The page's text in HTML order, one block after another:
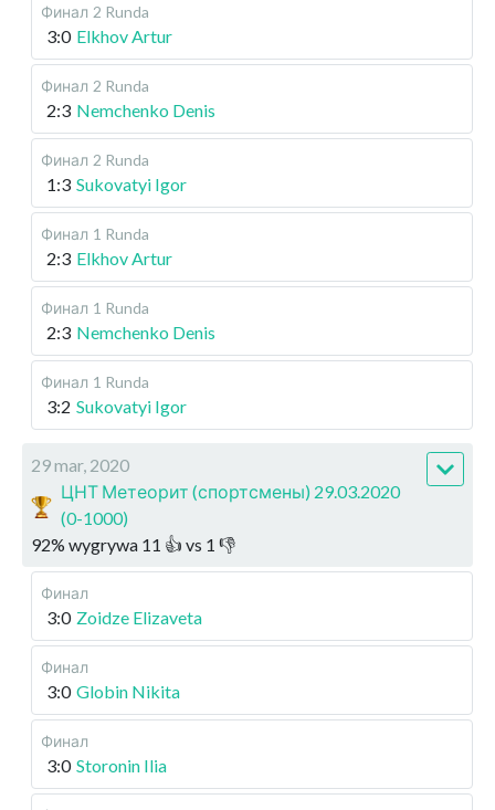
Финал 2 Runda
3:0 Elkhov Artur
Финал 2 Runda
2:3 Nemchenko Denis
Финал 2 Runda
1:3 Sukovatyi Igor
Финал 1 Runda
2:3 Elkhov Artur
Финал 1 Runda
2:3 Nemchenko Denis
Финал 1 Runda
3:2 Sukovatyi Igor
29 mar, 2020
ЦНТ Метеорит (спортсмены) 29.03.2020
(0-1000)
92% wygrywa 11 👍 vs 1 👎
Финал
3:0 Zoidze Elizaveta
Финал
3:0 Globin Nikita
Финал
3:0 Storonin Ilia